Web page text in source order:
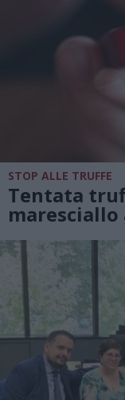
STOP ALLE TRUFFE
Tentata
maresciallo